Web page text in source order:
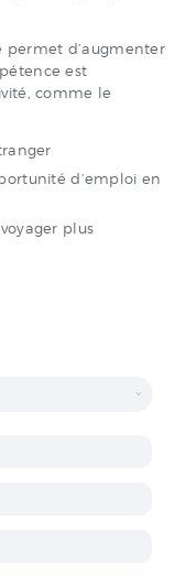
permet d’augmenter
est
comme le
d’emploi en
plus